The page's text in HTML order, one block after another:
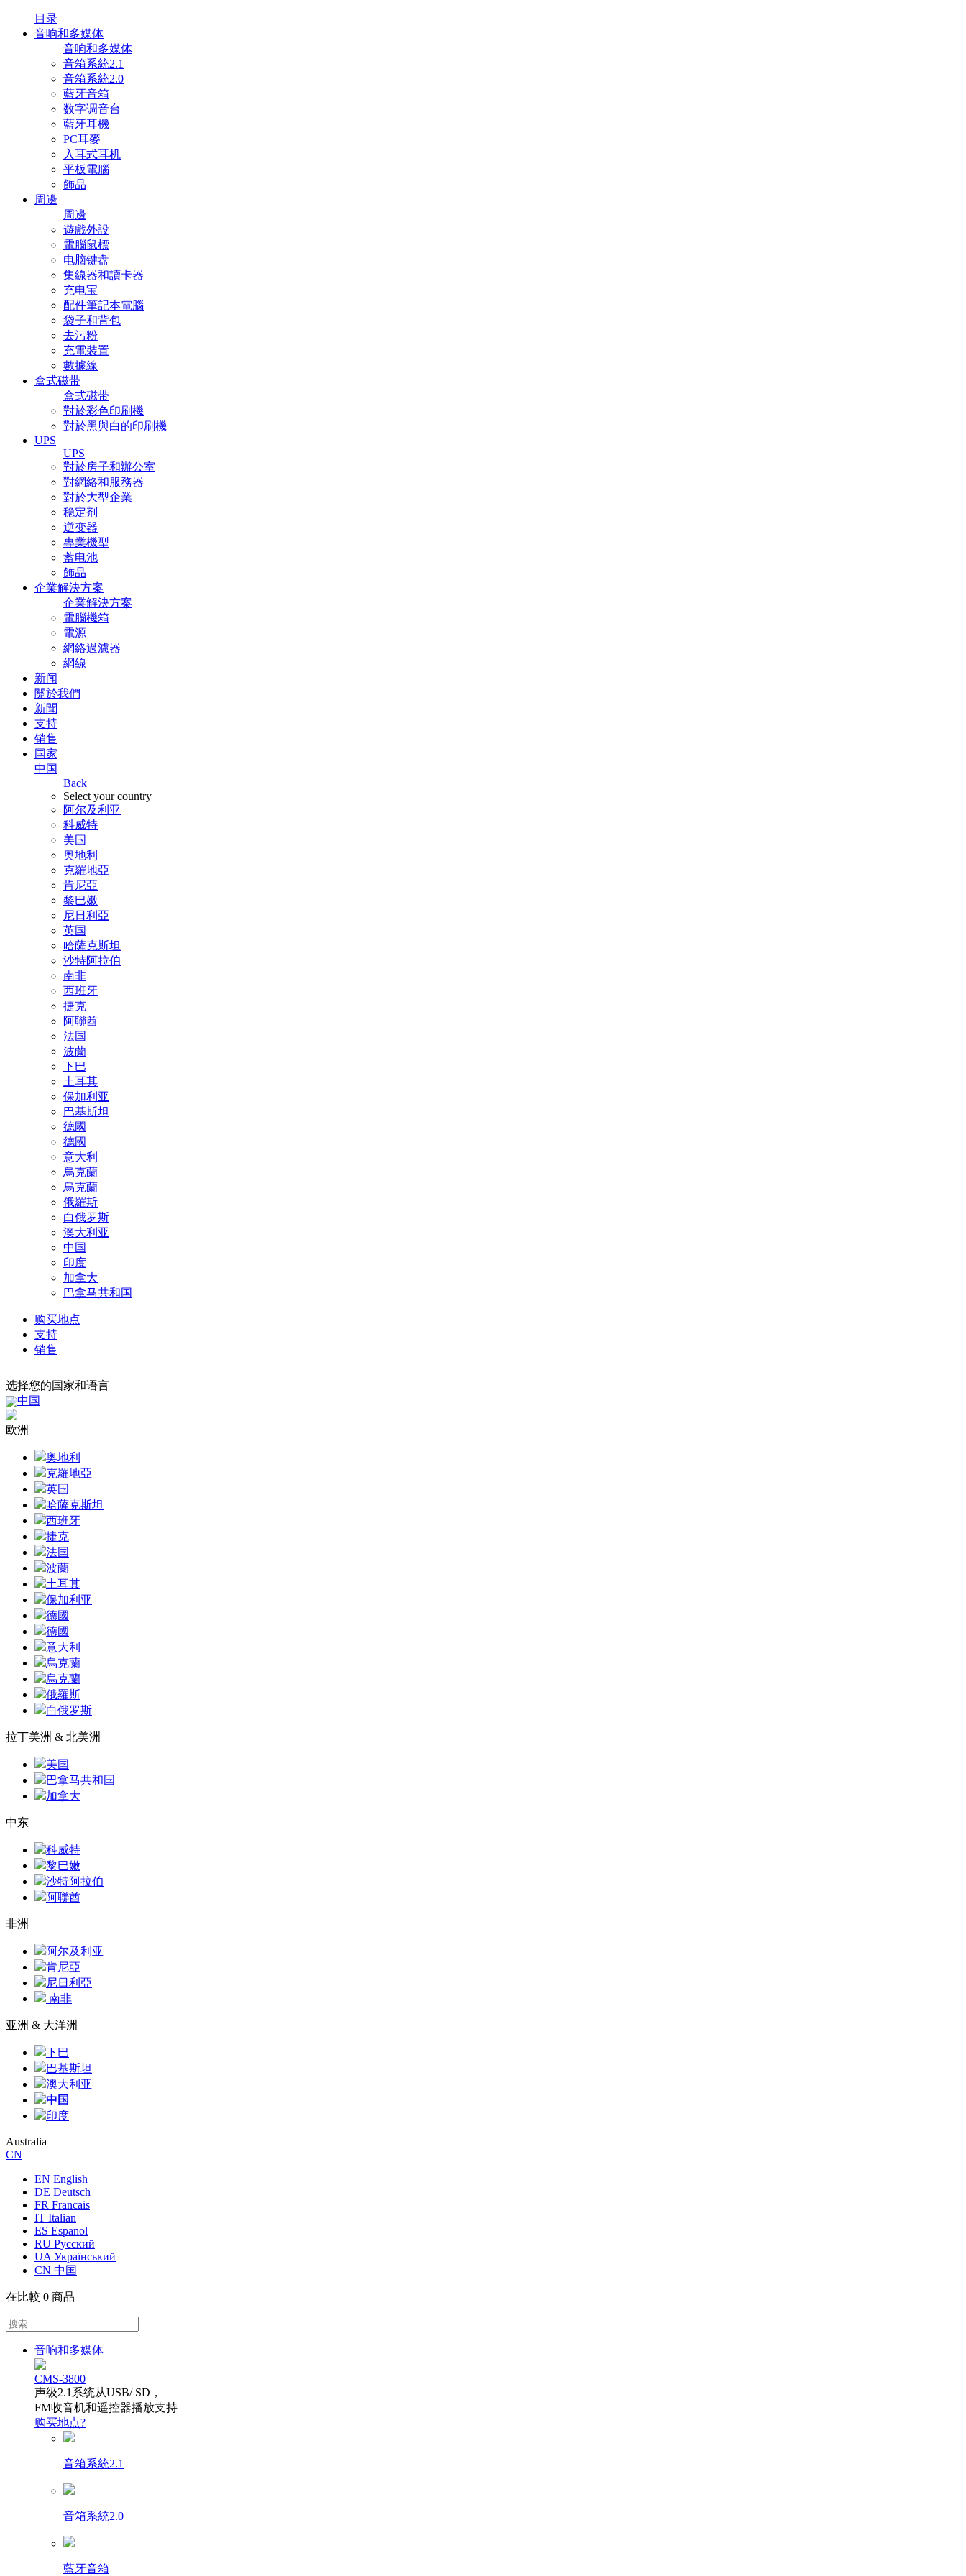
目录
音响和多媒体
音响和多媒体
音箱系統2.1
音箱系統2.0
藍牙音箱
数字调音台
藍牙耳機
PC耳麥
入耳式耳机
平板電腦
飾品
周邊
周邊
遊戲外設
電腦鼠標
电脑键盘
集線器和讀卡器
充电宝
配件筆記本電腦
袋子和背包
去污粉
充電裝置
數據線
盒式磁带
盒式磁带
對於彩色印刷機
對於黑與白的印刷機
UPS
UPS
對於房子和辦公室
對網絡和服務器
對於大型企業
稳定剂
逆变器
專業機型
蓄电池
飾品
企業解決方案
企業解決方案
電腦機箱
電源
網絡過濾器
網線
新闻
關於我們
新聞
支持
销售
国家
中国
Back
Select your country
阿尔及利亚
科威特
美国
奥地利
克羅地亞
肯尼亞
黎巴嫩
尼日利亞
英国
哈薩克斯坦
沙特阿拉伯
南非
西班牙
捷克
阿聯酋
法国
波蘭
下巴
土耳其
保加利亚
巴基斯坦
德國
德國
意大利
烏克蘭
烏克蘭
俄羅斯
白俄罗斯
澳大利亚
中国
印度
加拿大
巴拿马共和国
购买地点
支持
销售
选择您的国家和语言
中国
欧洲
奥地利
克羅地亞
英国
哈薩克斯坦
西班牙
捷克
法国
波蘭
土耳其
保加利亚
德國
德國
意大利
烏克蘭
烏克蘭
俄羅斯
白俄罗斯
拉丁美洲 & 北美洲
美国
巴拿马共和国
加拿大
中东
科威特
黎巴嫩
沙特阿拉伯
阿聯酋
非洲
阿尔及利亚
肯尼亞
尼日利亞
南非
亚洲 & 大洋洲
下巴
巴基斯坦
澳大利亚
中国
印度
Australia
CN
EN English
DE Deutsch
FR Francais
IT Italian
ES Espanol
RU Русский
UA Український
CN 中国
在比較 0 商品
音响和多媒体
CMS-3800
声级2.1系统从USB/ SD，
FM收音机和遥控器播放支持
购买地点?
音箱系統2.1
音箱系統2.0
藍牙音箱